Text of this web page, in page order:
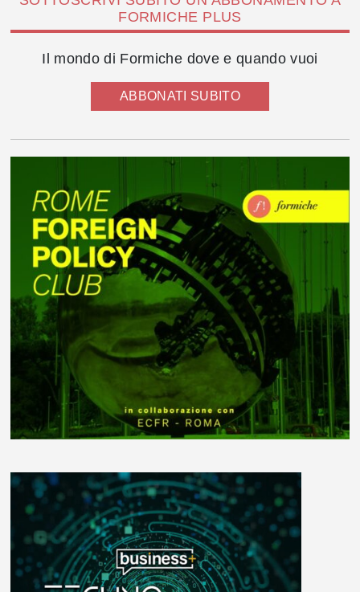
FORMICHE PLUS
Il mondo di Formiche dove e quando vuoi
ABBONATI SUBITO